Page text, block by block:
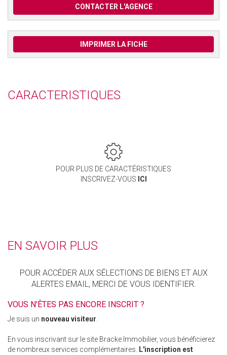
CONTACTER L'AGENCE
IMPRIMER LA FICHE
CARACTERISTIQUES
POUR PLUS DE CARACTÉRISTIQUES
INSCRIVEZ-VOUS ICI
EN SAVOIR PLUS
POUR ACCÉDER AUX SÉLECTIONS DE BIENS ET AUX
ALERTES EMAIL, MERCI DE VOUS IDENTIFIER.
VOUS N'ÊTES PAS ENCORE INSCRIT ?
Je suis un nouveau visiteur.
En vous inscrivant sur le site Bracke Immobilier, vous bénéficierez
de nombreux services complémentaires. L'inscription est